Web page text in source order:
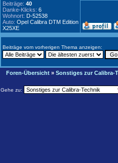
Beiträge: 40
Danke-Klicks: 6
Wohnort: D-52538
Auto: Opel Calibra DTM Edition
X25XE
Beiträge vom vorherigen Thema anzeigen:
Foren-Übersicht » Sonstiges zur Calibra-
Gehe zu: